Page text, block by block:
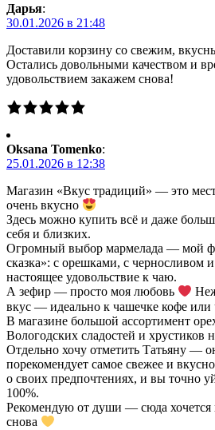
Дарья:
30.01.2026 в 21:48
Доставили корзину со свежим,
Остались довольными качеством и
удовольствием закажем снова!
Oksana Tomenko:
25.01.2026 в 12:38
Магазин «Вкус традиций» — это
очень вкусно
Здесь можно купить всё и даже
себя и близких.
Огромный выбор мармелада — мой
сказка»: с орешками, с черносливом
настоящее удовольствие к чаю.
А зефир — просто моя любовь
вкус — идеально к чашечке кофе или
В магазине большой ассортимент
Вологодских сладостей и хрустиков
Отдельно хочу отметить Татьяну —
порекомендует самое свежее и
о своих предпочтениях, и вы точно
100%.
Рекомендую от души — сюда хочется
снова